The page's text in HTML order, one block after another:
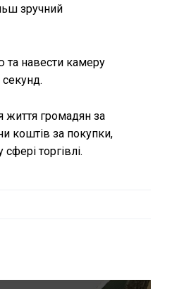
зручний
та навести камеру
життя громадян за
коштів за покупки,
торгівлі.